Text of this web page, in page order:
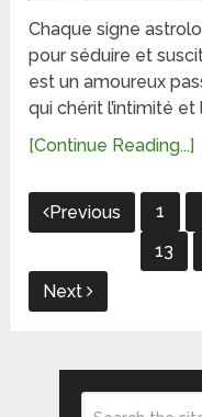
Chaque signe
pour séduire et
est un amoureux
qui chérit l’intimité
[Continue Reading...]
Pagination
publications
Previous 1
13
Next